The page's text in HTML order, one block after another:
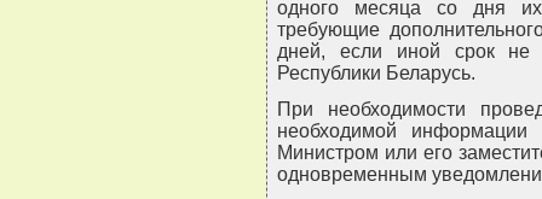
одного месяца со дня
требующие
дней, если иной срок не
Республики Беларусь.
При необходимости
необходимой
Министром или его
одновременным